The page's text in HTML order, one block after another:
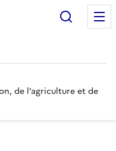
de l’agriculture et de